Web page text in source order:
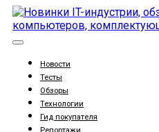
Новости
Тесты
Обзоры
Технологии
Гид покупателя